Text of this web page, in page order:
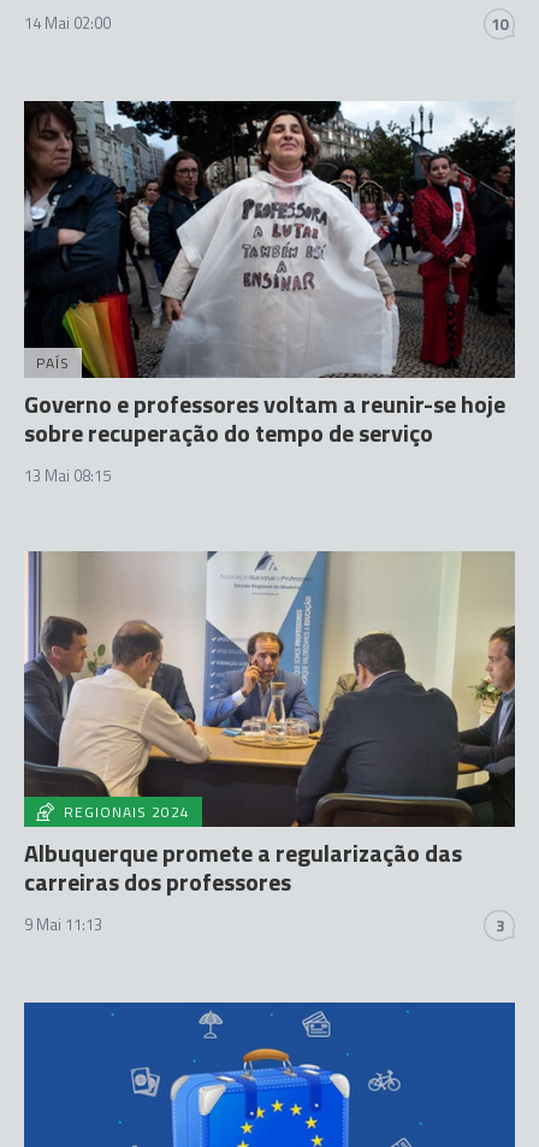
14 Mai 02:00 10
PAÍS
Governo e professores voltam a reunir-se hoje
sobre recuperação do tempo de serviço
13 Mai 08:15
REGIONAIS 2024
Albuquerque promete a regularização das
carreiras dos professores
9 Mai 11:13 3